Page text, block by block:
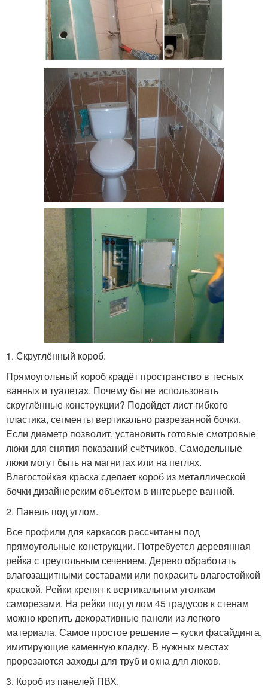
1. Скруглённый короб.
Прямоугольный короб крадёт пространство в тесных
ванных и туалетах. Почему бы не использовать
скруглённые конструкции? Подойдет лист гибкого
пластика, сегменты вертикально разрезанной бочки.
Если диаметр позволит, установить готовые смотровые
люки для снятия показаний счётчиков. Самодельные
люки могут быть на магнитах или на петлях.
Влагостойкая краска сделает короб из металлической
бочки дизайнерским объектом в интерьере ванной.
2. Панель под углом.
Все профили для каркасов рассчитаны под
прямоугольные конструкции. Потребуется деревянная
рейка с треугольным сечением. Дерево обработать
влагозащитными составами или покрасить влагостойкой
краской. Рейки крепят к вертикальным уголкам
саморезами. На рейки под углом 45 градусов к стенам
можно крепить декоративные панели из легкого
материала. Самое простое решение – куски фасайдинга,
имитирующие каменную кладку. В нужных местах
прорезаются заходы для труб и окна для люков.
3. Короб из панелей ПВХ.